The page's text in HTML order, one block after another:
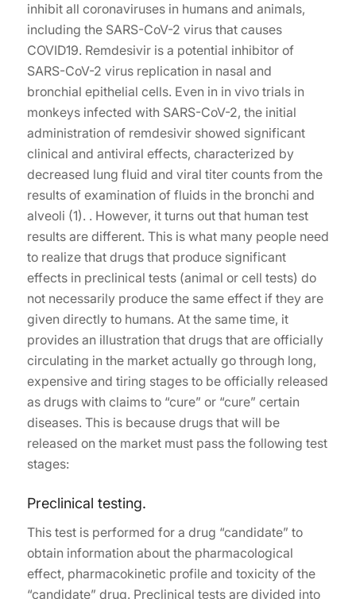
inhibit all coronaviruses in humans and animals,
including the SARS-CoV-2 virus that causes
COVID19. Remdesivir is a potential inhibitor of
SARS-CoV-2 virus replication in nasal and
bronchial epithelial cells. Even in in vivo trials in
monkeys infected with SARS-CoV-2, the initial
administration of remdesivir showed significant
clinical and antiviral effects, characterized by
decreased lung fluid and viral titer counts from the
results of examination of fluids in the bronchi and
alveoli (1). . However, it turns out that human test
results are different. This is what many people need
to realize that drugs that produce significant
effects in preclinical tests (animal or cell tests) do
not necessarily produce the same effect if they are
given directly to humans. At the same time, it
provides an illustration that drugs that are officially
circulating in the market actually go through long,
expensive and tiring stages to be officially released
as drugs with claims to “cure” or “cure” certain
diseases. This is because drugs that will be
released on the market must pass the following test
stages:
Preclinical testing.
This test is performed for a drug “candidate” to
obtain information about the pharmacological
effect, pharmacokinetic profile and toxicity of the
“candidate” drug. Preclinical tests are divided into